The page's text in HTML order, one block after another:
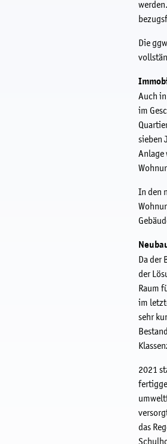
Die
Auch
im
sieben
Anlage
In den
Da der
der
Raum
im
sehr
2021
das